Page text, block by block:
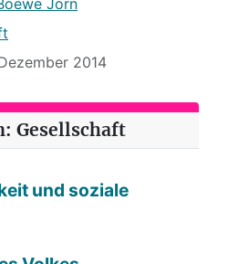
2014
Gesellschaft
und soziale